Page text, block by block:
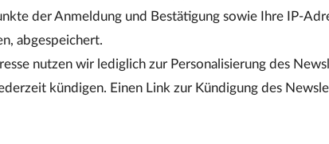
der Anmeldung und Bestätigung sowie Ihre IP-
abgespeichert.
nutzen wir lediglich zur Personalisierung des
kündigen. Einen Link zur Kündigung des